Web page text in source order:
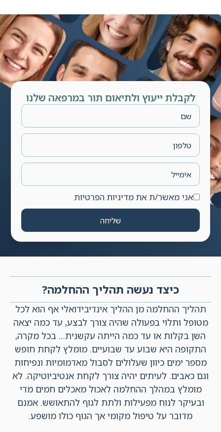
לקבלת ייעוץ ולתיאום תור במרפאה שלנו
אני מאשר/ת את מדיניות הפרטיות
שליחה
כיצד נעשה תהליך ההחלמה?
תהליך ההחלמה מן ההליך אינדיבידואלי אף הוא לכל
מטופל ותלוי בפעולה שהיה צורך לבצע, עד כמה יצאה
השן בקלות או עד כמה הייתה עקשנית… בכל מקרה,
התקופה היא שבוע עד שבועיים. מומלץ לקחת חופש
מספר ימים כיוון שעלולים לסבול מאדמומיות ונפיחות
וגם כאבים. לעיתים יהיה צורך לקחת אנטיביוטיקה. לא
מומלץ במהלך ההחלמה לאכול מאכלים חמים מדי
ובעיקר לנוח מפעילות ולתת לגוף להתאושש. אמנם
מדובר על טיפול מקומי אך הגוף כולו מושפע.